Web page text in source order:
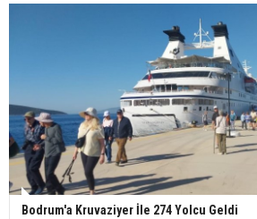
Bodrum'a Kruvaziyer İle 274 Yolcu Geldi